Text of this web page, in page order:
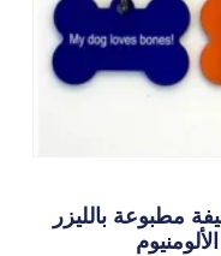
مطبوعة بالليزر